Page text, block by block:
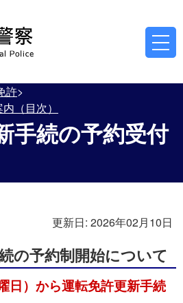
許
（目次）
手続の予約受付
更新日: 2026年02月10日
の予約制開始について
日）から運転免許更新手続